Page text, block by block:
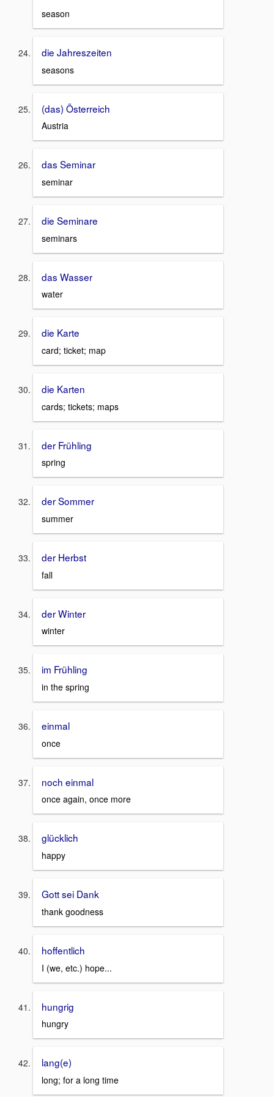
season
die Jahreszeiten
seasons
(das) Österreich
Austria
das Seminar
seminar
die Seminare
seminars
das Wasser
water
die Karte
card; ticket; map
die Karten
cards; tickets; maps
der Frühling
spring
der Sommer
summer
der Herbst
fall
der Winter
winter
im Frühling
in the spring
einmal
once
noch einmal
once again, once more
glücklich
happy
Gott sei Dank
thank goodness
hoffentlich
I (we, etc.) hope...
hungrig
hungry
lang(e)
long; for a long time